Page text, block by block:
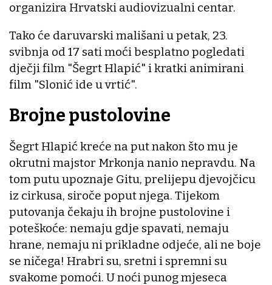
organizira Hrvatski audiovizualni centar.
Tako će daruvarski mališani u petak, 23.
svibnja od 17 sati moći besplatno pogledati
dječji film "Šegrt Hlapić" i kratki animirani
film "Slonić ide u vrtić".
Brojne pustolovine
Šegrt Hlapić kreće na put nakon što mu je
okrutni majstor Mrkonja nanio nepravdu. Na
tom putu upoznaje Gitu, prelijepu djevojčicu
iz cirkusa, siroče poput njega. Tijekom
putovanja čekaju ih brojne pustolovine i
poteškoće: nemaju gdje spavati, nemaju
hrane, nemaju ni prikladne odjeće, ali ne boje
se ničega! Hrabri su, sretni i spremni su
svakome pomoći. U noći punog mjeseca